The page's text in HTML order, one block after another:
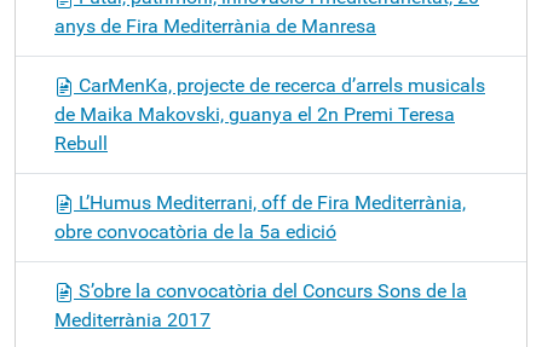
anys de Fira Mediterrània de Manresa
CarMenKa, projecte de recerca d’arrels musicals
de Maika Makovski, guanya el 2n Premi Teresa
Rebull
L’Humus Mediterrani, off de Fira Mediterrània,
obre convocatòria de la 5a edició
S’obre la convocatòria del Concurs Sons de la
Mediterrània 2017